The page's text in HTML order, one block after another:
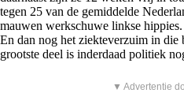
tegen 25 van de gemiddelde
mauwen werkschuwe linkse hippies.
En dan nog het ziekteverzuim in die
grootste deel is inderdaad politiek
▼ Advertentie